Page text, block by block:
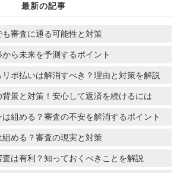
最新の記事
審査に通る可能性と対策
ら未来を予測するポイント
ボ払いは解消すべき？理由と対策を解説
景と対策！安心して返済を続けるには
組める？審査の不安を解消するポイント
める？審査の現実と対策
は有利？知っておくべきことを解説